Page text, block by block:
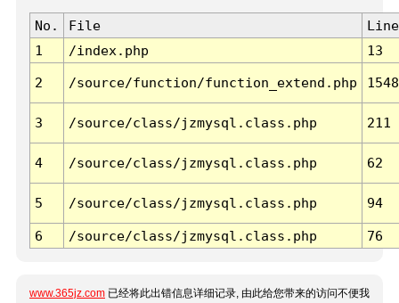
No. File
Line
1
/index.php 13
2 /source/function/function_extend.php 1548
3 /source/class/jzmysql.class.php 211
4 /source/class/jzmysql.class.php 62
5 /source/class/jzmysql.class.php 94
6 /source/class/jzmysql.class.php 76
www.365jz.com 已经将此出错信息详细记录, 由此给您带来的访问不便我